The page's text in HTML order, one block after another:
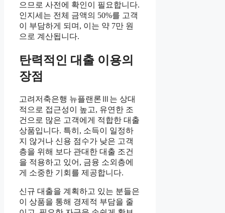
으므로 사전에 확인이 필요합니다.
인지세는 전체 금액의 50%를 고객
이 부담하게 되며, 이는 약 7만 원
으로 계산됩니다.
탄력적인 대출 이용의
장점
고려저축은행 뉴플랜론Ⅲ는 상대
적으로 접근성이 높고, 유연한 조
건으로 많은 고객에게 적합한 대출
상품입니다. 특히, 소득이 일정하
지 않거나 신용 점수가 낮은 고객
층을 위해 보다 관대한 대출 조건
을 적용하고 있어, 금융 소외층에
게 소중한 기회를 제공합니다.
신규 대출을 계획하고 있는 분들은
이 상품을 통해 경제적 부담을 줄